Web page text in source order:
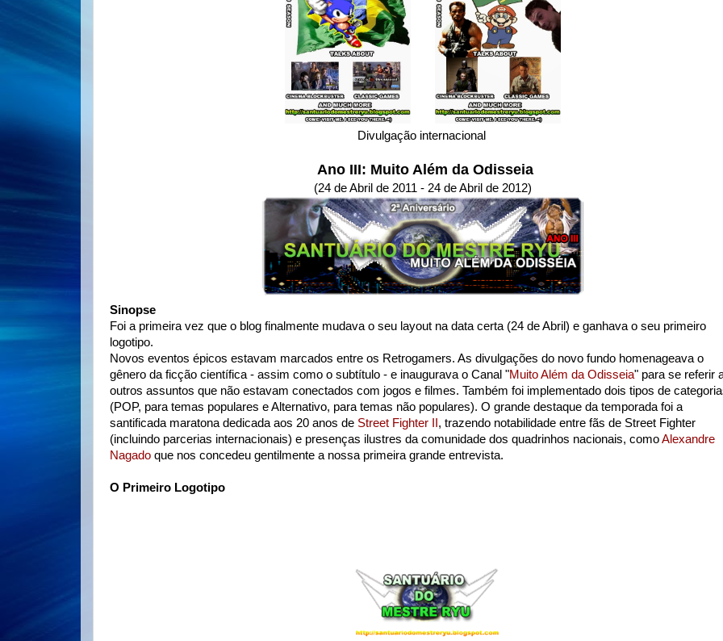
Divulgação internacional
Ano III: Muito Além da Odisseia
(24 de Abril de 2011 - 24 de Abril de 2012)
Sinopse
Foi a primeira vez que o blog finalmente mudava o seu layout na data certa (24 de Abril) e ganhava o seu primeiro
logotipo.
Novos eventos épicos estavam marcados entre os Retrogamers. As divulgações do novo fundo homenageava o
gênero da ficção científica - assim como o subtítulo - e inaugurava o Canal "Muito Além da Odisseia" para se referir
outros assuntos que não estavam conectados com jogos e filmes. Também foi implementado dois tipos de
(POP, para temas populares e Alternativo, para temas não populares). O grande destaque da temporada foi a
santificada maratona dedicada aos 20 anos de Street Fighter II , trazendo notabilidade entre fãs de Street Fighter
(incluindo parcerias internacionais) e presenças ilustres da comunidade dos quadrinhos nacionais, comoAlexandre
Nagado que nos concedeu gentilmente a nossa primeira grande entrevista.
O Primeiro Logotipo